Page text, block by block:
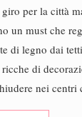
per la città
un must che
di legno dai
di
nei centri